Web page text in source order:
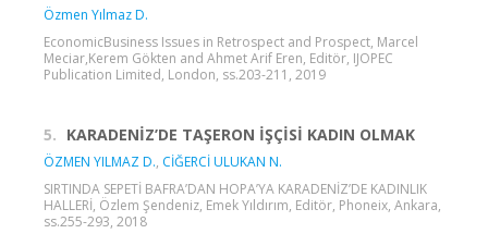
Özmen Yılmaz D.
EconomicBusiness Issues in Retrospect and Prospect, Marcel
Meciar,Kerem Gökten and Ahmet Arif Eren, Editör, IJOPEC
Publication Limited, London, ss.203-211, 2019
5. KARADENİZ’DE TAŞERON İŞÇİSİ KADIN OLMAK
ÖZMEN YILMAZ D., CİĞERCİ ULUKAN N.
SIRTINDA SEPETİ BAFRA’DAN HOPA’YA KARADENİZ’DE KADINLIK
HALLERİ, Özlem Şendeniz, Emek Yıldırım, Editör, Phoneix, Ankara,
ss.255-293, 2018